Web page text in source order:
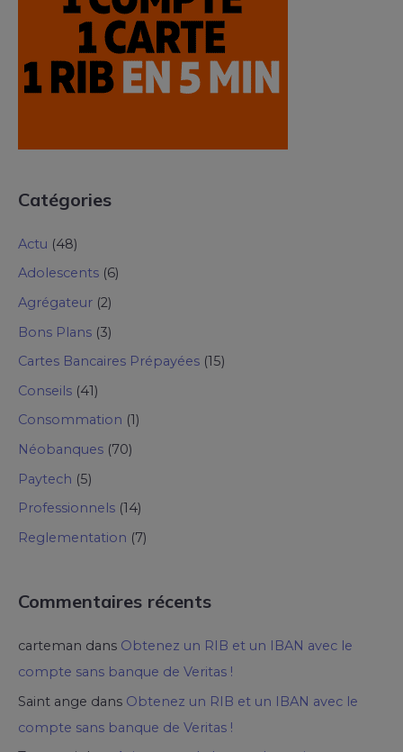
Catégories
Actu (48)
Adolescents (6)
Agrégateur (2)
Bons Plans (3)
Cartes Bancaires Prépayées (15)
Conseils (41)
Consommation (1)
Néobanques (70)
Paytech (5)
Professionnels (14)
Reglementation (7)
Commentaires récents
carteman dans Obtenez un RIB et un IBAN avec le
compte sans banque de Veritas !
Saint ange dans Obtenez un RIB et un IBAN avec le
compte sans banque de Veritas !